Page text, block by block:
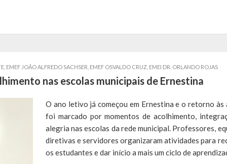
EMEF JOÃO ALFREDO SACHSER EMEF OSVALDO CRUZ EMEI DR. ORLANDO ROJAS
nas escolas municipais de Ernestina
O ano letivo já começou em Ernestina e o retorno às
foi marcado por momentos de acolhimento,
alegria nas escolas da rede municipal. Professores,
diretivas e servidores organizaram atividades para
os estudantes e dar início a mais um ciclo de